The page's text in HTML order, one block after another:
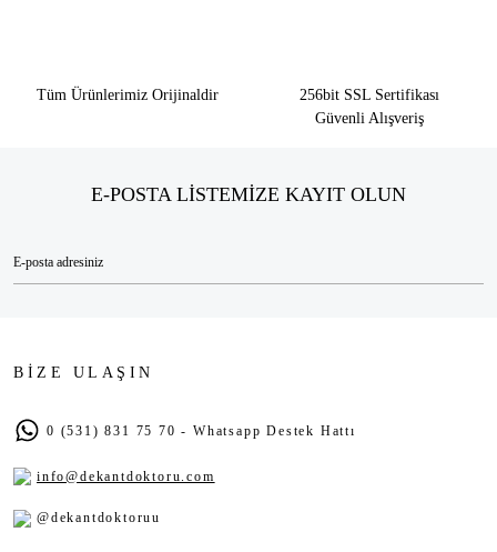
Tüm Ürünlerimiz Orijinaldir
256bit SSL Sertifikası
Güvenli Alışveriş
E-POSTA LİSTEMİZE KAYIT OLUN
BİZE ULAŞIN
0 (531) 831 75 70 - Whatsapp Destek Hattı
info@dekantdoktoru.com
@dekantdoktoruu